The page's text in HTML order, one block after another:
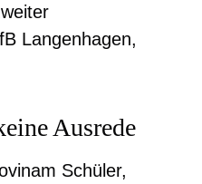
Langenhagen,
Ausrede
Schüler,